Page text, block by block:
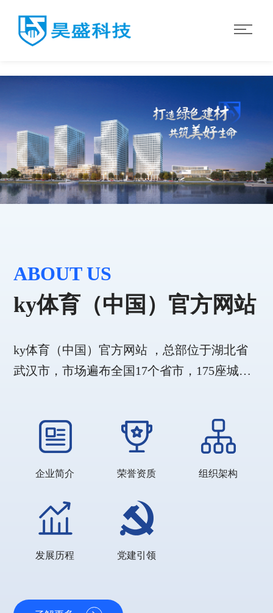
ABOUT US
ky体育（中国）官方网站
ky体育（中国）官方网站 ，总部位于湖北省
武汉市，市场遍布全国17个省市，175座城
企业简介 荣誉资质 组织架构
发展历程 党建引领